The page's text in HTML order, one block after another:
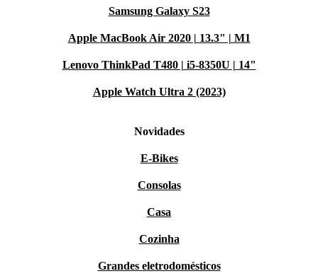
Samsung Galaxy S23
Apple MacBook Air 2020 | 13.3" | M1
Lenovo ThinkPad T480 | i5-8350U | 14"
Apple Watch Ultra 2 (2023)
Novidades
E-Bikes
Consolas
Casa
Cozinha
Grandes eletrodomésticos